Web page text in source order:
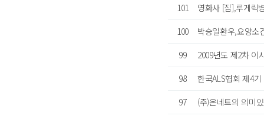
101
영화사 [집],루게릭
100
박승일환우,요양소
99
2009년도 제2차 이
98
한국ALS협회 제4
97
(주)온네트의 의미